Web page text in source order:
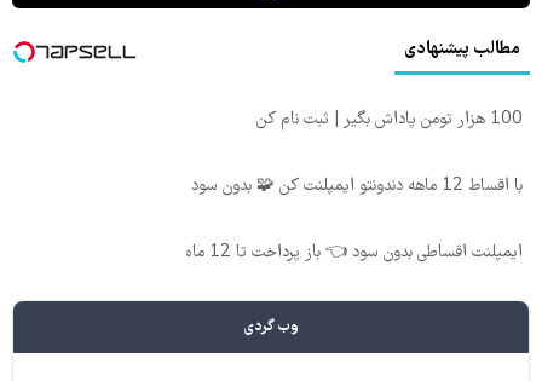
مطالب پیشنهادی
100 هزار تومن پاداش بگیر | ثبت نام کن
با اقساط 12 ماهه دندونتو ایمپلنت کن 🧩 بدون سود
ایمپلنت اقساطی بدون سود 👈 باز پرداخت تا 12 ماه
وب گردی